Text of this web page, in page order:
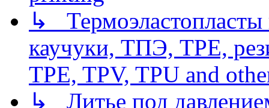
↳
каучуки, ТПЭ, TPE,
TPE, TPV, TPU and
↳ Литье под